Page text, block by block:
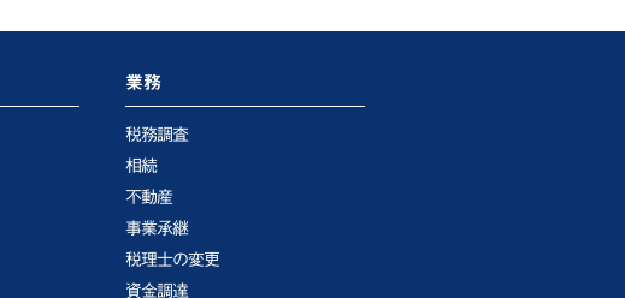
業務
税務調査
相続
不動産
事業承継
税理士の変更
資金調達